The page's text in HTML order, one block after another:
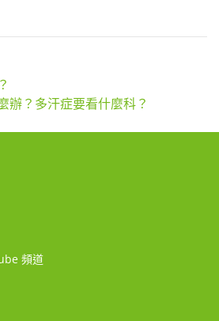
辦？多汗症要看什麼科？
頻道